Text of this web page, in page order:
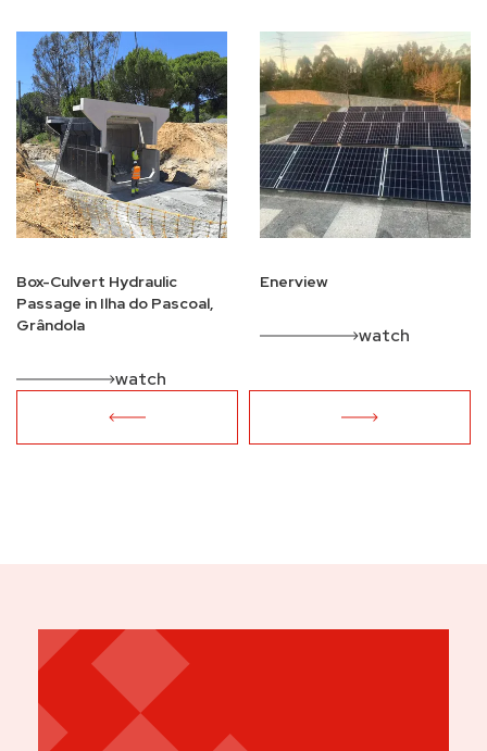
Box-Culvert Hydraulic
Passage in Ilha do Pascoal,
Grândola
watch
Enerview
watch